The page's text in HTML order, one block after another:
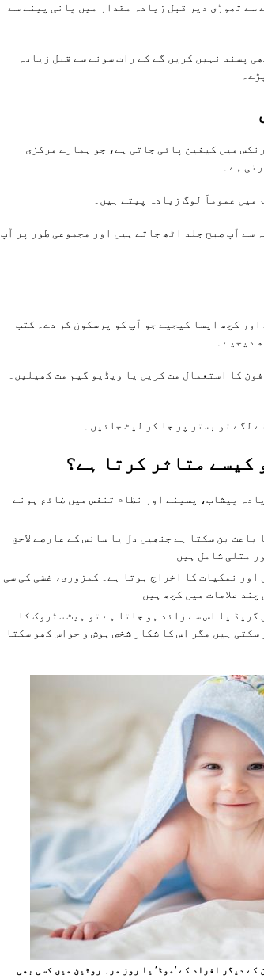
سے تھوڑی دیر قبل زیادہ مقدار میں پانی پینے سے
پسند نہیں کریں گے کے رات سونے سے قبل زیادہ
میں کیفین پائی جاتی ہے، جو ہمارے مرکزی
ہے۔
میں عموماً لوگ زیادہ پیتے ہیں۔
سے آپ صبح جلد اٹھ جاتے ہیں اور مجموعی طور پر آپ
کچھ ایسا کیجیے جو آپ کو پرسکون کر دے۔ کتب
دیجیے۔
کا استعمال مت کریں یا ویڈیو گیم مت کھیلیں۔
لگے تو بستر پر جا کر لیٹ جائیں۔
کیسے متاثر کرتا ہے؟
پیشاب، پسینے اور نظام تنفس میں ضائع ہونے
بن سکتا ہے جنھیں دل یا سانس کے عارصے لاحق
متلی شامل ہیں
نمکیات کا اخراج ہوتا ہے۔ کمزوری، غشی کی سی
علامات میں کچھ ہیں
کا درجہ حرارت 40 ڈگری سینٹی گریڈ یا اس سے زائد ہو جاتا ہے تو ہیٹ سٹروک کا
ہیں مگر اس کا شکار شخص ہوش و حواس کھو سکتا
دیگر افراد کے ‘موڈ’ یا روز مرہ روٹین میں کسی بھی